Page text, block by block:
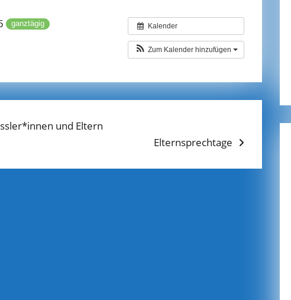
Kalender
Zum Kalender hinzufügen
ganztägig
und Eltern
Next
Elternsprechtage